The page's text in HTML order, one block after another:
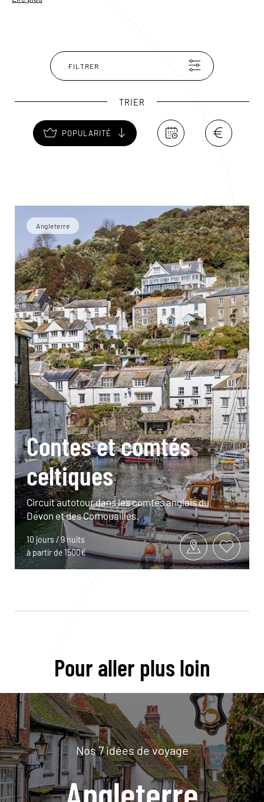
travers les 5 continents.
FILTRER
TRIER
POPULARITÉ
Angleterre
Contes et comtés
celtiques
Circuit autotour dans les comtés anglais du
Devon et des Cornouailles.
10 jours / 9 nuits
à partir de 1500€
Pour aller plus loin
Nos 7 idées de voyage